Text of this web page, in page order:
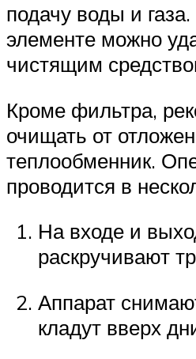
подачу воды и
элементе можно
чистящим
Кроме фильтра,
очищать от
теплообменник.
проводится в
На входе и
раскручивают
Аппарат
кладут вверх